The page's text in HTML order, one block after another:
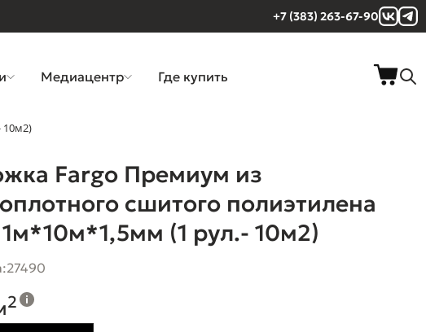
+7 (383) 263-67-90
Медиацентр Где купить
10м2)
Fargo Премиум из
сшитого полиэтилена
1м*10м*1,5мм (1 рул.- 10м2)
27490
2